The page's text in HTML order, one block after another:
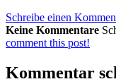
Schreibe einen
Keine Kommentare
comment this post!
Kommentar